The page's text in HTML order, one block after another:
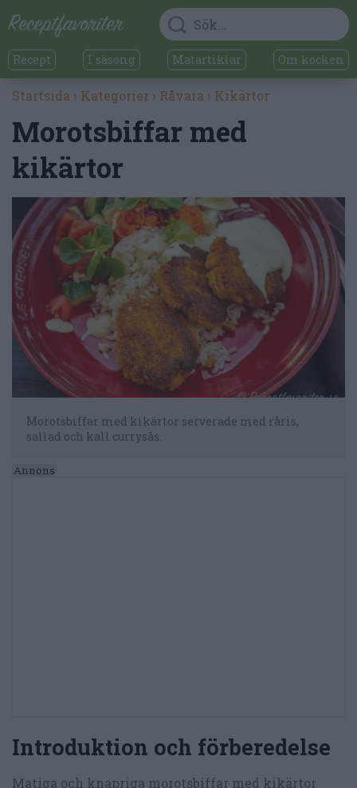
Recept I säsong Matartiklar Om kocken
Startsida › Kategorier › Råvara › Kikärtor
Morotsbiffar med
kikärtor
Morotsbiffar med kikärtor serverade med råris,
sallad och kall currysås.
Introduktion och förberedelse
Matiga och knapriga morotsbiffar med kikärtor